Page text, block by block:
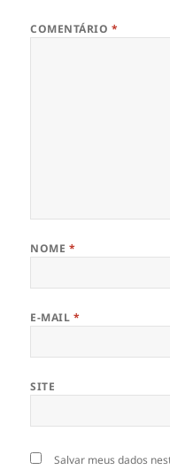
COMENTÁRIO *
NOME *
E-MAIL *
SITE
Salvar meus dados